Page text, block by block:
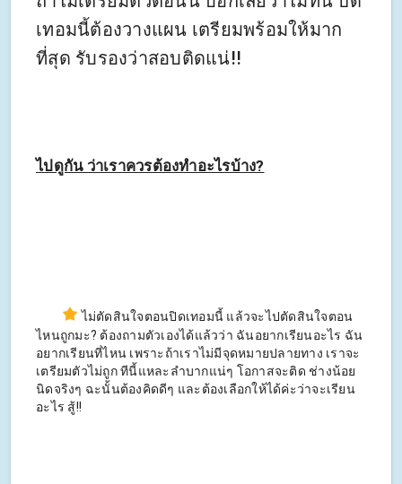
เทอมนี้ต้องวางแผน เตรียมพร้อมให้มาก
ที่สุด รับรองว่าสอบติดแน่!!
ไปดูกัน ว่าเราควรต้องทำอะไรบ้าง?
ไม่ตัดสินใจตอนปิดเทอมนี้ แล้วจะไปตัดสินใจตอน
ไหนถูกมะ? ต้องถามตัวเองได้แล้วว่า ฉันอยากเรียนอะไร ฉัน
อยากเรียนที่ไหน เพราะถ้าเราไม่มีจุดหมายปลายทาง เราจะ
เตรียมตัวไม่ถูก ทีนี้แหละลำบากแน่ๆ โอกาสจะติด ช่างน้อย
นิดจริงๆ ฉะนั้นต้องคิดดีๆ และต้องเลือกให้ได้ค่ะว่าจะเรียน
อะไร สู้!!